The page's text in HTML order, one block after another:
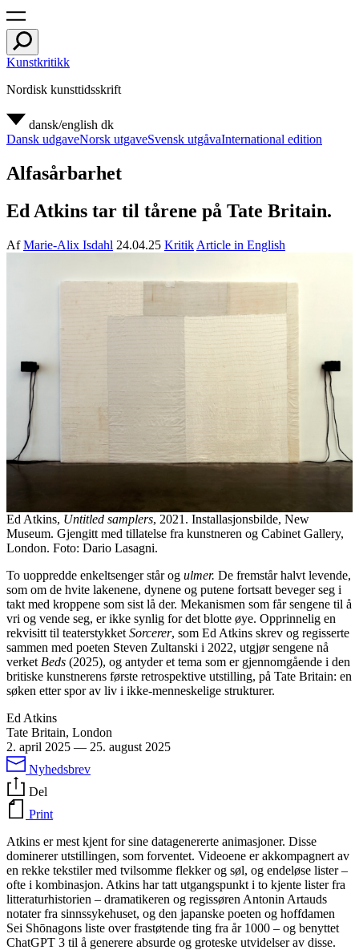
Kunstkritikk
Nordisk kunsttidsskrift
dansk/english dk
Dansk udgaveNorsk utgaveSvensk utgåvaInternational edition
Alfasårbarhet
Ed Atkins tar til tårene på Tate Britain.
AfMarie-Alix Isdahl 24.04.25 Kritik Article in English
Ed Atkins, Untitled samplers, 2021. Installasjonsbilde, New
Museum. Gjengitt med tillatelse fra kunstneren og Cabinet Gallery,
London. Foto: Dario Lasagni.
To uoppredde enkeltsenger står og ulmer. De fremstår halvt levende,
som om de hvite lakenene, dynene og putene fortsatt beveger seg i
takt med kroppene som sist lå der. Mekanismen som får sengene til å
vri og vende seg, er ikke synlig for det blotte øye. Opprinnelig en
rekvisitt til teaterstykket Sorcerer, som Ed Atkins skrev og regisserte
sammen med poeten Steven Zultanski i 2022, utgjør sengene nå
verket Beds (2025), og antyder et tema som er gjennomgående i den
britiske kunstnerens første retrospektive utstilling, på Tate Britain: en
søken etter spor av liv i ikke-menneskelige strukturer.
Ed Atkins
Tate Britain, London
2. april 2025 — 25. august 2025
Nyhedsbrev
Del
Print
Atkins er mest kjent for sine datagenererte animasjoner. Disse
dominerer utstillingen, som forventet. Videoene er akkompagnert av
en rekke tekstiler med tvilsomme flekker og søl, og endeløse lister –
ofte i kombinasjon. Atkins har tatt utgangspunkt i to kjente lister fra
litteraturhistorien – dramatikeren og regissøren Antonin Artauds
notater fra sinnssykehuset, og den japanske poeten og hoffdamen
Sei Shōnagons liste over frastøtende ting fra år 1000 – og benyttet
ChatGPT 3 til å generere absurde og groteske utvidelser av disse.